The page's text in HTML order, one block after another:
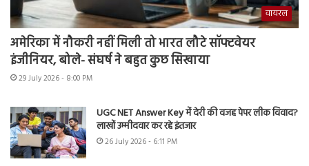
वायरल
अमेरिका में नौकरी नहीं मिली तो भारत लौटे सॉफ्टवेयर
इंजीनियर, बोले- संघर्ष ने बहुत कुछ सिखाया
29 July 2026 - 8:00 PM
UGC NET Answer Key में देरी की वजह पेपर लीक विवाद?
लाखों उम्मीदवार कर रहे इंतजार
26 July 2026 - 6:11 PM